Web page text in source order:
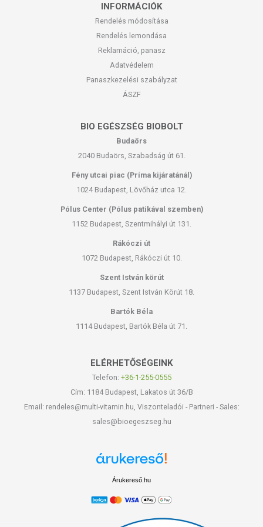
kezelőorvosával. Az ajánlott napi fogyasztási mennyiséget ne lépje túl!
INFORMÁCIÓK
Rendelés módosítása
Rendelés lemondása
Reklamáció, panasz
Adatvédelem
Panaszkezelési szabályzat
ÁSZF
BIO EGÉSZSÉG BIOBOLT
Budaörs
2040 Budaörs, Szabadság út 61.
Fény utcai piac (Príma kijáratánál)
1024 Budapest, Lövőház utca 12.
Pólus Center (Pólus patikával szemben)
1152 Budapest, Szentmihályi út 131.
Rákóczi út
1072 Budapest, Rákóczi út 10.
Szent István körút
1137 Budapest, Szent István Körút 18.
Bartók Béla
1114 Budapest, Bartók Béla út 71.
ELÉRHETŐSÉGEINK
Telefon: +36-1-255-0555
Cím: 1184 Budapest, Lakatos út 36/B
Email: rendeles@multi-vitamin.hu, Viszonteladói - Partneri - Sales:
sales@bioegeszseg.hu
Árukereső.hu